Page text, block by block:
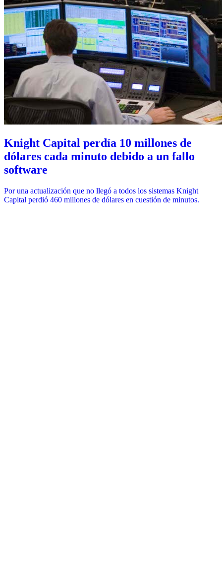
Knight Capital perdía 10 millones de
dólares cada minuto debido a un fallo
software
Por una actualización que no llegó a todos los sistemas Knight
Capital perdió 460 millones de dólares en cuestión de minutos.